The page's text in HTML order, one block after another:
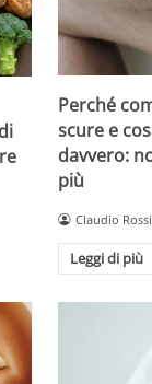
Perché
scure e
davvero:
più
Claudio Rossi
Leggi di più